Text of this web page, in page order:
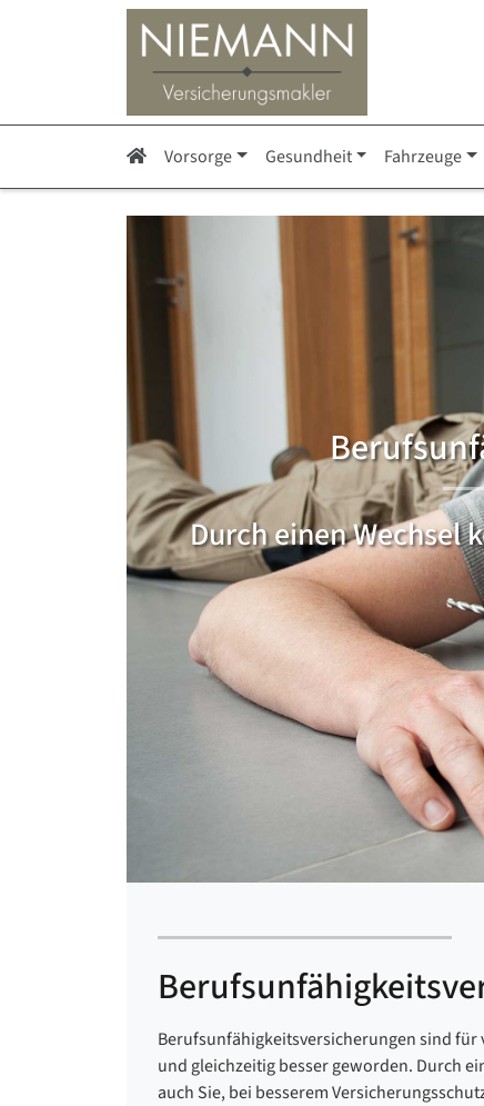
Vorsorge Gesundheit Fahrzeuge
Durch einen Wechsel
Berufsunfähigkeitsversicherungen sind
und gleichzeitig besser geworden. Durch
auch Sie, bei besserem